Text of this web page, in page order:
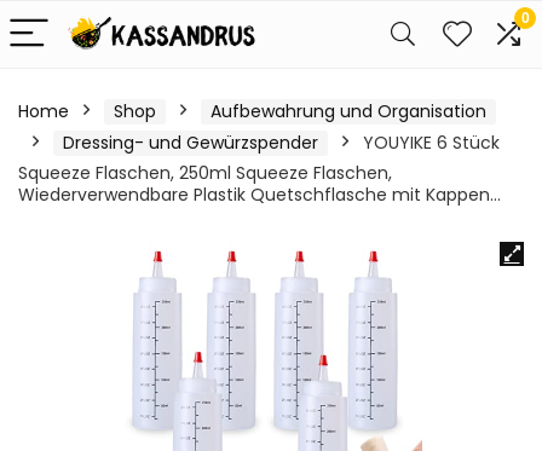
0
Home Shop
Aufbewahrung und Organisation
Dressing- und Gewürzspender
YOUYIKE 6 Stück
Squeeze Flaschen, 250ml Squeeze Flaschen,
Wiederverwendbare Plastik Quetschflasche mit Kappen…